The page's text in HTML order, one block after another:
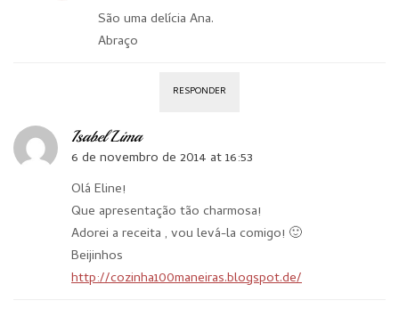
São uma delícia Ana.
Abraço
RESPONDER
Isabel Lima
6 de novembro de 2014 at 16:53
Olá Eline!
Que apresentação tão charmosa!
Adorei a receita , vou levá-la comigo! 🙂
Beijinhos
http://cozinha100maneiras.blogspot.de/